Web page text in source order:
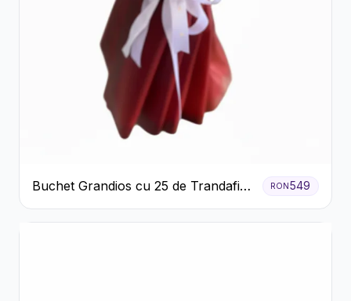
Buchet Grandios cu 25 de Trandafiri
Roșii
RON549